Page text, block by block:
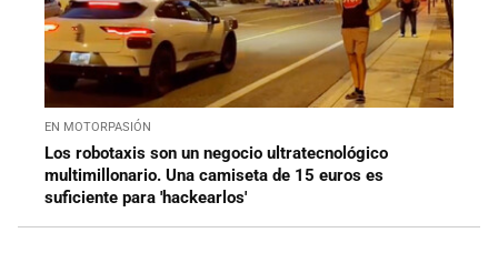
EN MOTORPASIÓN
Los robotaxis son un negocio ultratecnológico
multimillonario. Una camiseta de 15 euros es
suficiente para 'hackearlos'